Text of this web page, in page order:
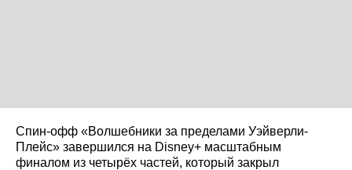
Спин-офф «Волшебники за пределами Уэйверли-
Плейс» завершился на Disney+ масштабным
финалом из четырёх частей, который закрыл